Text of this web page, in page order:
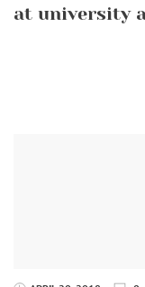
at university